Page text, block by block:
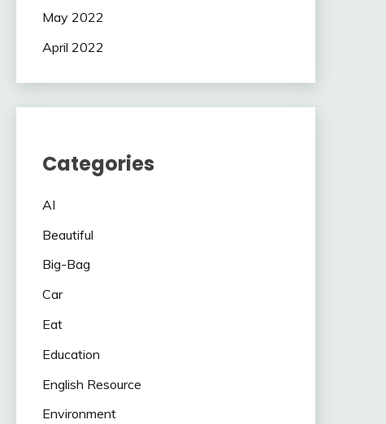
May 2022
April 2022
Categories
AI
Beautiful
Big-Bag
Car
Eat
Education
English Resource
Environment